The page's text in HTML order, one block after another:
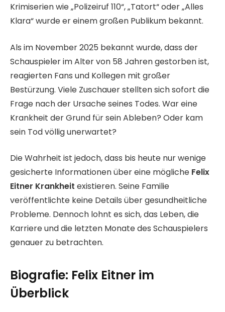
Krimiserien wie „Polizeiruf 110“, „Tatort“ oder „Alles
Klara“ wurde er einem großen Publikum bekannt.
Als im November 2025 bekannt wurde, dass der
Schauspieler im Alter von 58 Jahren gestorben ist,
reagierten Fans und Kollegen mit großer
Bestürzung. Viele Zuschauer stellten sich sofort die
Frage nach der Ursache seines Todes. War eine
Krankheit der Grund für sein Ableben? Oder kam
sein Tod völlig unerwartet?
Die Wahrheit ist jedoch, dass bis heute nur wenige
gesicherte Informationen über eine mögliche Felix
Eitner Krankheit existieren. Seine Familie
veröffentlichte keine Details über gesundheitliche
Probleme. Dennoch lohnt es sich, das Leben, die
Karriere und die letzten Monate des Schauspielers
genauer zu betrachten.
Biografie: Felix Eitner im
Überblick